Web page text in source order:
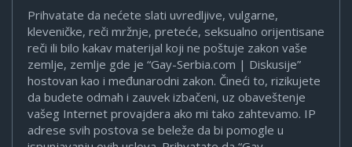
Prihvatate da nećete slati uvredljive, vulgarne,
kleveničke, reči mržnje, preteće, seksualno orijentisane
reči ili bilo kakav materijal koji ne poštuje zakon vaše
zemlje, zemlje gde je “Gay-Serbia.com | Diskusije”
hostovan kao i međunarodni zakon. Čineći to, rizikujete
da budete odmah i zauvek izbačeni, uz obaveštenje
vašeg Internet provajdera ako mi tako zahtevamo. IP
adrese svih postova se beleže da bi pomogle u